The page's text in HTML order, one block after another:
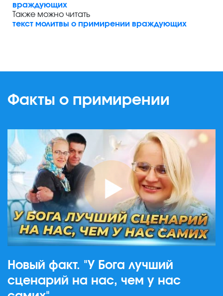
враждующих
Также можно читать
текст молитвы о примирении враждующих
Факты о примирении
Новый факт. "У Бога лучший
сценарий на нас, чем у нас